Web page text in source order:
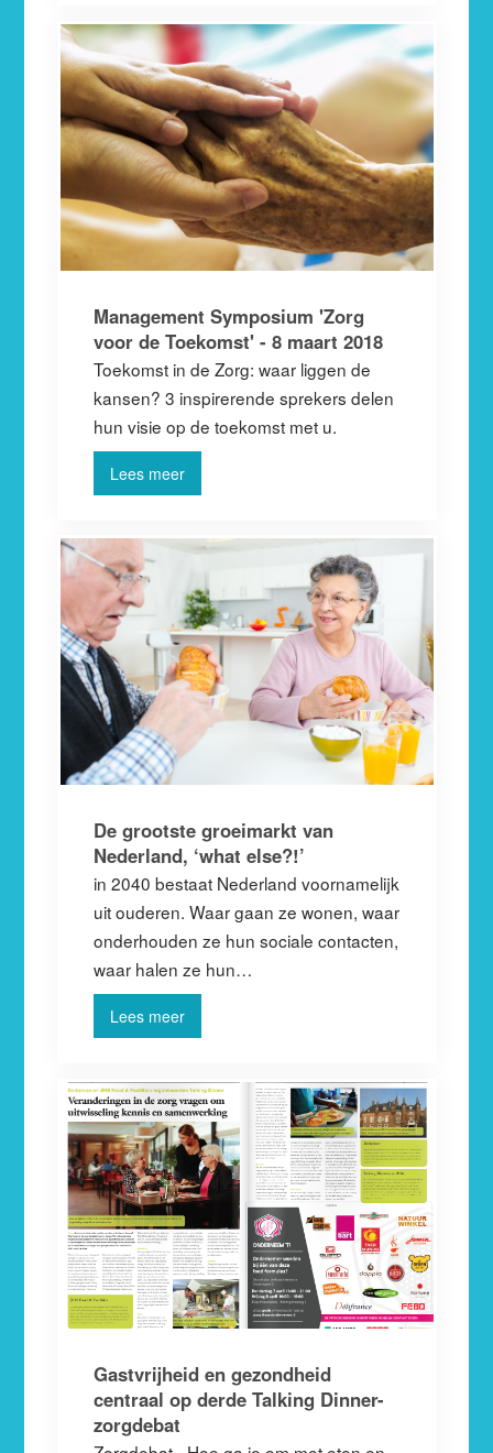
Management Symposium 'Zorg
voor de Toekomst' - 8 maart 2018
Toekomst in de Zorg: waar liggen de
kansen? 3 inspirerende sprekers delen
hun visie op de toekomst met u.
Lees meer
De grootste groeimarkt van
Nederland, ‘what else?!’
in 2040 bestaat Nederland voornamelijk
uit ouderen. Waar gaan ze wonen, waar
onderhouden ze hun sociale contacten,
waar halen ze hun…
Lees meer
Gastvrijheid en gezondheid
centraal op derde Talking Dinner-
zorgdebat